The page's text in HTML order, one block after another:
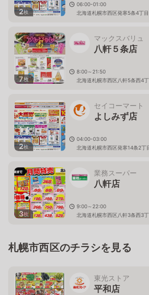
2枚
06:00-01:00
北海道札幌市西区発寒5条4丁
7枚
マックスバリュ
八軒５条店
8:00～21:50
北海道札幌市西区八軒5条西4
2枚
セイコーマート
よしみず店
04:00-03:00
北海道札幌市西区発寒14条2丁
3枚
業務スーパー
八軒店
9:00～22:00
北海道札幌市西区八軒3条西3
札幌市西区のチラシを見る
東光ストア
平和店